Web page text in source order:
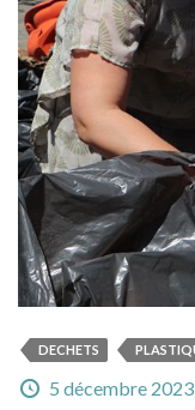
DECHETS
5 décembre 2023